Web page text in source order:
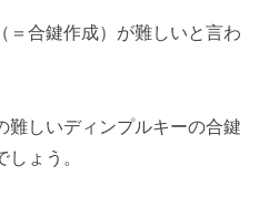
＝合鍵作成）が難しいと言わ
難しいディンプルキーの合鍵
ょう。